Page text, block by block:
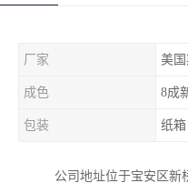
厂家 美
成色 8成
包装 纸箱
公司地址位于宝安区新